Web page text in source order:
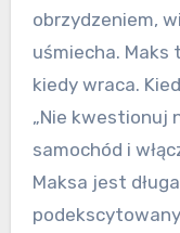
obrzydzeniem,
uśmiecha.
kiedy wraca.
„Nie kwestionuj
samochód i
Maksa jest